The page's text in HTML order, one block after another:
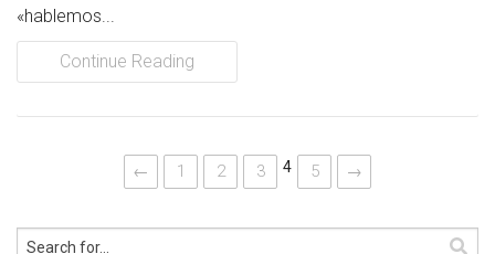
«hablemos...
Continue Reading
← 1 2 3 4 5 →